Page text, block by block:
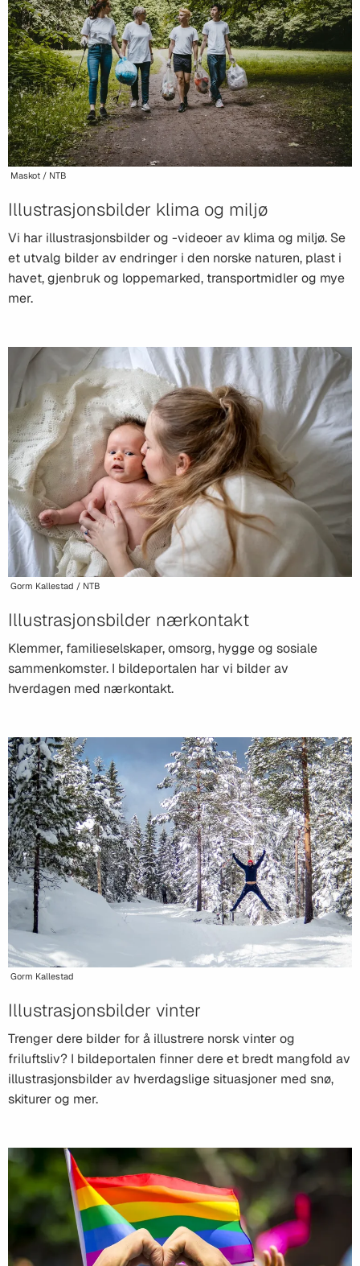
Maskot / NTB
Illustrasjonsbilder klima og miljø
Vi har illustrasjonsbilder og -videoer av klima og miljø. Se
et utvalg bilder av endringer i den norske naturen, plast i
havet, gjenbruk og loppemarked, transportmidler og mye
mer.
Gorm Kallestad / NTB
Illustrasjonsbilder nærkontakt
Klemmer, familieselskaper, omsorg, hygge og sosiale
sammenkomster. I bildeportalen har vi bilder av
hverdagen med nærkontakt.
Gorm Kallestad
Illustrasjonsbilder vinter
Trenger dere bilder for å illustrere norsk vinter og
friluftsliv? I bildeportalen finner dere et bredt mangfold av
illustrasjonsbilder av hverdagslige situasjoner med snø,
skiturer og mer.